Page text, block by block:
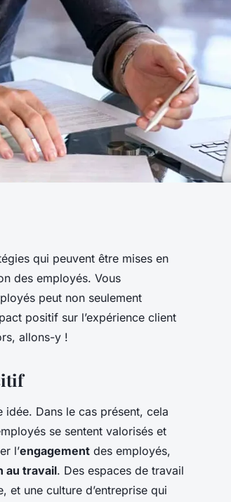
qui peuvent être mises en
des employés. Vous
peut non seulement
positif sur l’expérience client
allons-y !
Dans le cas présent, cela
se sentent valorisés et
l’engagement des employés,
au travail. Des espaces de travail
et une culture d’entreprise qui